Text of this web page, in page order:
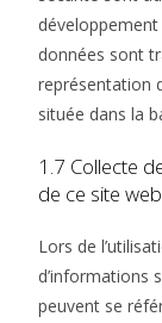
données sont
représentation
située dans la
1.7 Collecte
de ce site web
Lors de
d’informations
peuvent se